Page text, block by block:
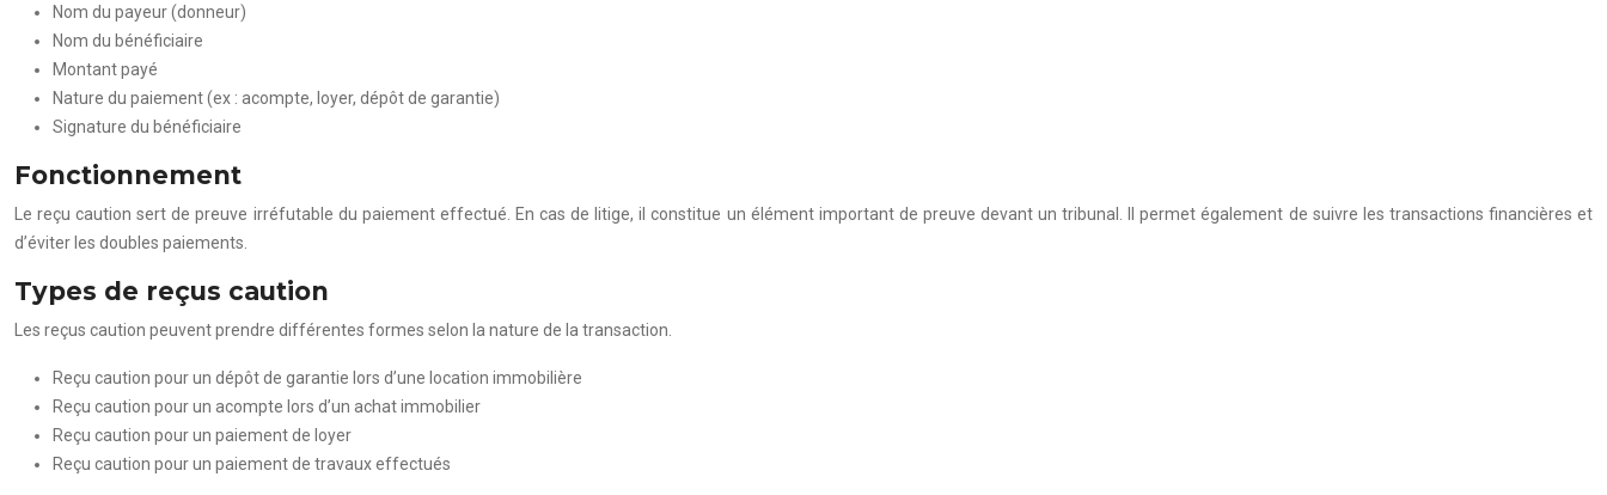
Nom du payeur (donneur)
Nom du bénéficiaire
Montant payé
Nature du paiement (ex : acompte, loyer, dépôt de garantie)
Signature du bénéficiaire
Fonctionnement
Le reçu caution sert de preuve irréfutable du paiement effectué. En cas de litige, il constitue un élément important de preuve devant un tribunal. Il permet également de suivre les transactions financières et
d’éviter les doubles paiements.
Types de reçus caution
Les reçus caution peuvent prendre différentes formes selon la nature de la transaction.
Reçu caution pour un dépôt de garantie lors d’une location immobilière
Reçu caution pour un acompte lors d’un achat immobilier
Reçu caution pour un paiement de loyer
Reçu caution pour un paiement de travaux effectués